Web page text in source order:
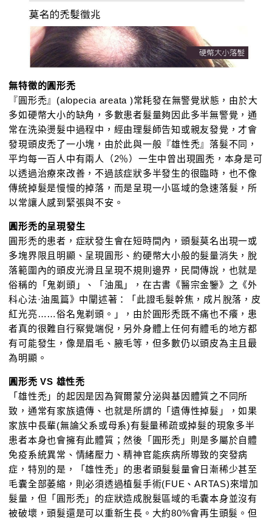
無特徵的圓形禿
『圓形禿』(alopecia areata )常耗發在無警覺狀態，由於大
多如硬幣大小的缺角，多數患者髮量夠因此多半無警覺，通
常在洗染燙髮中過程中，經由理髮師告知或親友發覺，才會
發現頭皮禿了一小塊，由於此與一般『雄性禿』落髮不同，
平均每一百人中有兩人（2％）一生中曾出現圓禿，本身是可
以透過治療來改善，不過該症狀多半發生的很臨時，也不像
傳統掉髮是慢慢的掉落，而是呈現一小區域的急速落髮，所
以常讓人感到緊張與不安。
圓形禿的呈現發生
圓形禿的患者，症狀發生會在短時間內，頭髮莫名出現一或
多塊界限且明顯、呈現圓形、約硬幣大小般的髮量消失，脫
落範圍內的頭皮光滑且呈現不規則邊界，民間傳說，也就是
俗稱的「鬼剃頭」、「油風」，在古書《醫宗金鑒》之《外
科心法·油風篇》中闡述著：「此證毛髮幹焦，成片脫落，皮
紅光亮……俗名鬼剃頭。」，由於圓形禿既不痛也不癢，患
者真的很難自行察覺端倪，另外身體上任何有體毛的地方都
有可能發生，像是眉毛、腋毛等，但多數仍以頭皮為主且最
為明顯。
圓形禿 VS 雄性禿
「雄性禿」的起因是因為賀爾蒙分泌與基因體質之不同所
致，通常有家族遺傳、也就是所謂的「遺傳性掉髮」，如果
家族中長輩(無論父系或母系)有髮量稀疏或掉髮的現象多半
患者本身也會擁有此體質；然後「圓形禿」則是多屬於自體
免疫系統異常、情緒壓力、精神官能疾病所導致的突發病
症，特別的是，「雄性禿」的患者頭髮髮量會日漸稀少甚至
毛囊全部萎縮，則必須透過植髮手術(FUE、ARTAS)來增加
髮量，但「圓形禿」的症狀造成脫髮區域的毛囊本身並沒有
被破壞，頭髮還是可以重新生長。大約80%會再生頭髮。但